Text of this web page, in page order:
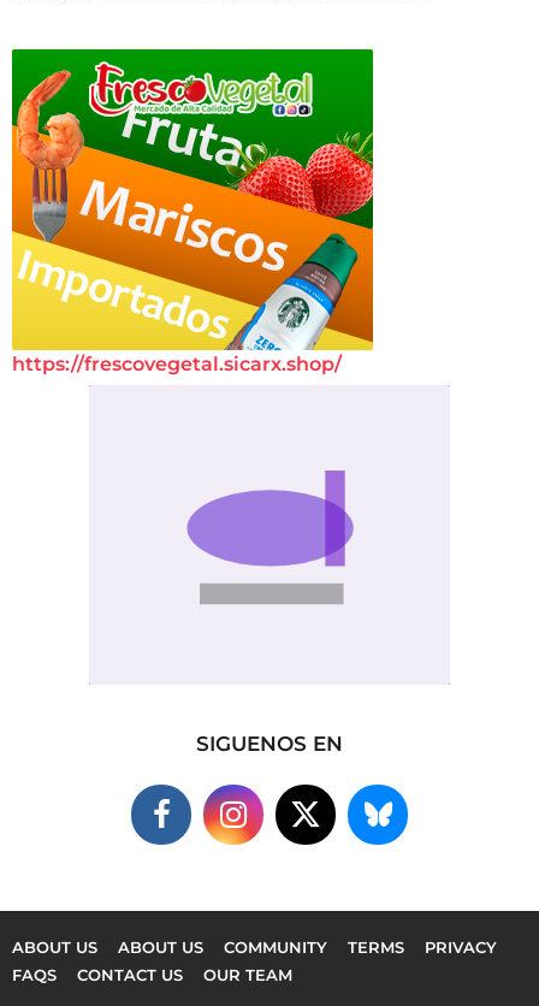
https://frescovegetal.sicarx.shop/
SIGUENOS EN
ABOUT US ABOUT US COMMUNITY TERMS
PRIVACY
FAQS
CONTACT US OUR TEAM